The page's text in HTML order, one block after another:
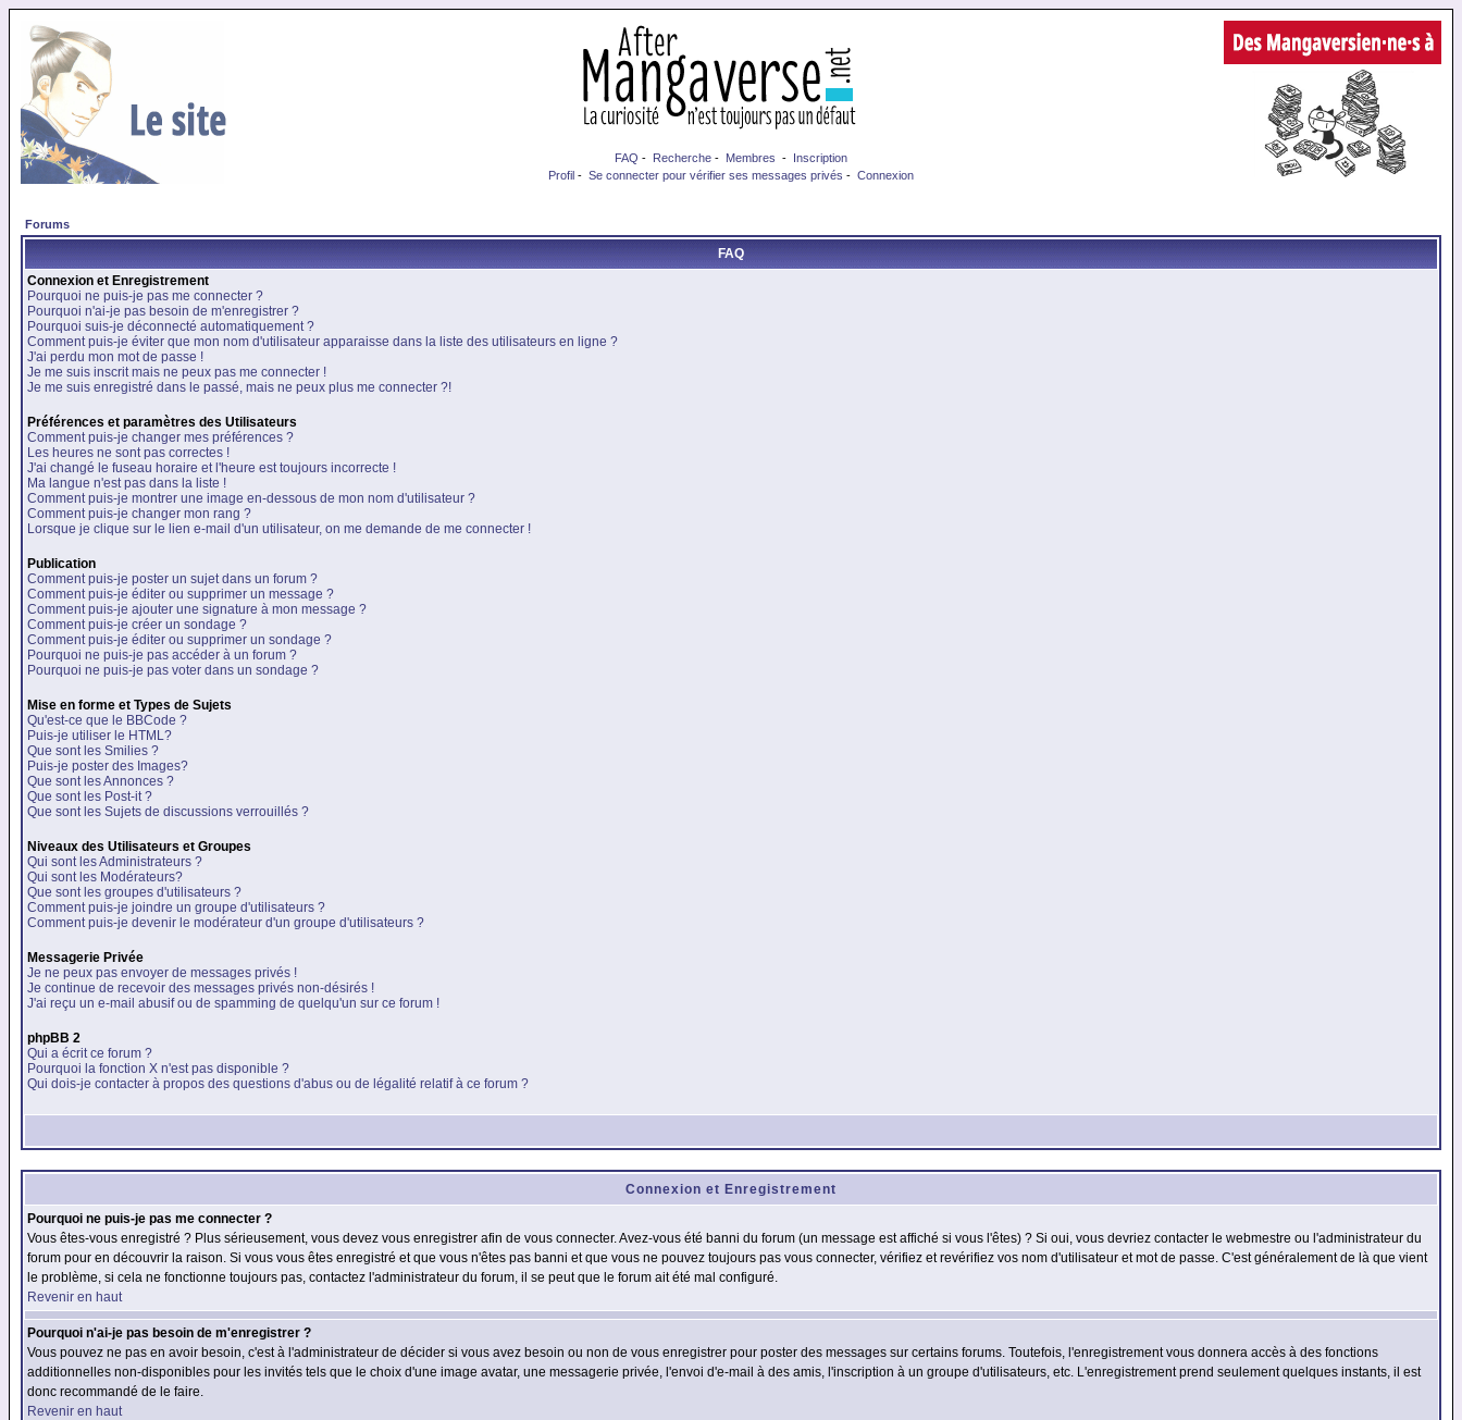
FAQ - Recherche - Membres - Inscription
Profil - Se connecter pour vérifier ses messages privés - Connexion
Forums
FAQ
Connexion et Enregistrement
Pourquoi ne puis-je pas me connecter ?
Pourquoi n'ai-je pas besoin de m'enregistrer ?
Pourquoi suis-je déconnecté automatiquement ?
Comment puis-je éviter que mon nom d'utilisateur apparaisse dans la liste des utilisateurs en ligne ?
J'ai perdu mon mot de passe !
Je me suis inscrit mais ne peux pas me connecter !
Je me suis enregistré dans le passé, mais ne peux plus me connecter ?!
Préférences et paramètres des Utilisateurs
Comment puis-je changer mes préférences ?
Les heures ne sont pas correctes !
J'ai changé le fuseau horaire et l'heure est toujours incorrecte !
Ma langue n'est pas dans la liste !
Comment puis-je montrer une image en-dessous de mon nom d'utilisateur ?
Comment puis-je changer mon rang ?
Lorsque je clique sur le lien e-mail d'un utilisateur, on me demande de me connecter !
Publication
Comment puis-je poster un sujet dans un forum ?
Comment puis-je éditer ou supprimer un message ?
Comment puis-je ajouter une signature à mon message ?
Comment puis-je créer un sondage ?
Comment puis-je éditer ou supprimer un sondage ?
Pourquoi ne puis-je pas accéder à un forum ?
Pourquoi ne puis-je pas voter dans un sondage ?
Mise en forme et Types de Sujets
Qu'est-ce que le BBCode ?
Puis-je utiliser le HTML?
Que sont les Smilies ?
Puis-je poster des Images?
Que sont les Annonces ?
Que sont les Post-it ?
Que sont les Sujets de discussions verrouillés ?
Niveaux des Utilisateurs et Groupes
Qui sont les Administrateurs ?
Qui sont les Modérateurs?
Que sont les groupes d'utilisateurs ?
Comment puis-je joindre un groupe d'utilisateurs ?
Comment puis-je devenir le modérateur d'un groupe d'utilisateurs ?
Messagerie Privée
Je ne peux pas envoyer de messages privés !
Je continue de recevoir des messages privés non-désirés !
J'ai reçu un e-mail abusif ou de spamming de quelqu'un sur ce forum !
phpBB 2
Qui a écrit ce forum ?
Pourquoi la fonction X n'est pas disponible ?
Qui dois-je contacter à propos des questions d'abus ou de légalité relatif à ce forum ?
Connexion et Enregistrement
Pourquoi ne puis-je pas me connecter ?
Vous êtes-vous enregistré ? Plus sérieusement, vous devez vous enregistrer afin de vous connecter. Avez-vous été banni du forum (un message est affiché si vous l'êtes) ? Si oui, vous devriez contacter le webmestre ou l'administrateur du
forum pour en découvrir la raison. Si vous vous êtes enregistré et que vous n'êtes pas banni et que vous ne pouvez toujours pas vous connecter, vérifiez et revérifiez vos nom d'utilisateur et mot de passe. C'est généralement de là que vient
le problème, si cela ne fonctionne toujours pas, contactez l'administrateur du forum, il se peut que le forum ait été mal configuré.
Revenir en haut
Pourquoi n'ai-je pas besoin de m'enregistrer ?
Vous pouvez ne pas en avoir besoin, c'est à l'administrateur de décider si vous avez besoin ou non de vous enregistrer pour poster des messages sur certains forums. Toutefois, l'enregistrement vous donnera accès à des fonctions
additionnelles non-disponibles pour les invités tels que le choix d'une image avatar, une messagerie privée, l'envoi d'e-mail à des amis, l'inscription à un groupe d'utilisateurs, etc. L'enregistrement prend seulement quelques instants, il est
donc recommandé de le faire.
Revenir en haut